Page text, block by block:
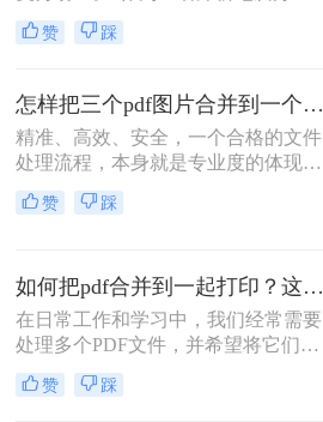
软件测评多年的博主，我深知PDF文
件处理是每个职场人和内容创作者的
琐、安全隐患——这些痛点几乎每天
都在消耗我们的时间和耐心。
赞 踩
怎样把三个pdf图片合并到一个文件？三招搞定，职场效率飙升秘籍！
精准、高效、安全，一个合格的文件
处理流程，本身就是专业度的体现。
在信息爆炸的职场，我们每天都要与
海量文档打交道。你是否也经常遇到
PDF，或是三份散乱的报告图表
PDF，急需你整理成一个规整的文件
进行提交或归档？
赞 踩
如何把pdf合并到一起打印？这4种合并方法了解一下！
在日常工作和学习中，我们经常需要
处理多个PDF文件，并希望将它们合
并成一个文件进行打印，以便于管理
和节省纸张。那么如何把pdf合并到一
赞 踩